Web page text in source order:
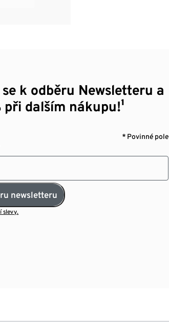
k odběru Newsletteru a
při dalším nákupu!¹
* Povinné pole
newsletteru
slevy.